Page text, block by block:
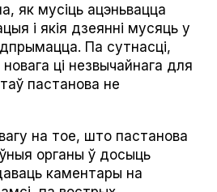
як мусіць ацэньвацца
і якія дзеянні мусяць у
Па сутнасці,
ці незвычайнага для
пастанова не
на тое, што пастанова
органы ў досыць
каментары на